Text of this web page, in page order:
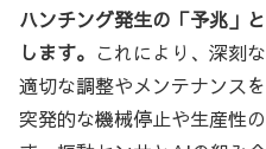
ハンチング発生の「予兆」
します。 これにより、深刻
適切な調整やメンテナンス
突発的な機械停止や生産性